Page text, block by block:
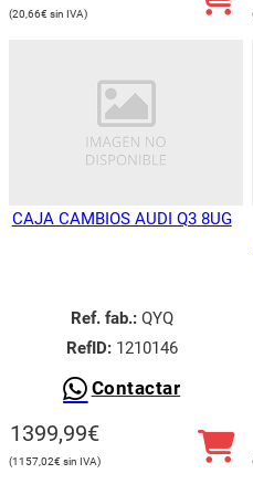
20,66€
CAJA CAMBIOS AUDI Q3 8UG
Ref. fab.:QYQ
RefID:1210146
Contactar
1399,99€
1157,02€